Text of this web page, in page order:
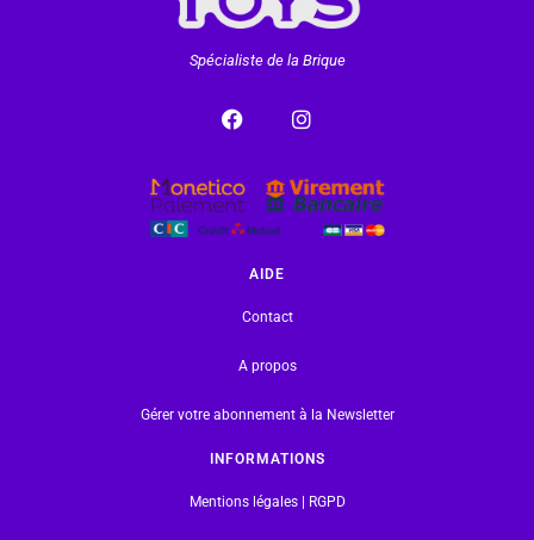
Spécialiste de la Brique
AIDE
Contact
A propos
Gérer votre abonnement à la Newsletter
INFORMATIONS
Mentions légales | RGPD